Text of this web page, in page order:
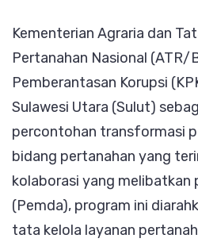
Kementerian Agraria dan
Pertanahan Nasional (ATR/
Pemberantasan Korupsi
Sulawesi Utara (Sulut)
percontohan transformasi
bidang pertanahan yang
kolaborasi yang melibatkan
(Pemda), program ini
tata kelola layanan